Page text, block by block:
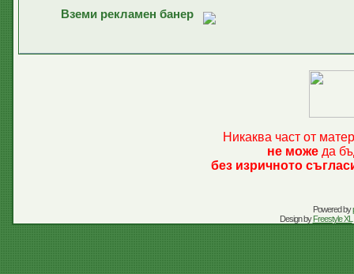
Вземи рекламен банер
Никаква част от
не може да
без изричното
Powered by
Design byFreestyle XL